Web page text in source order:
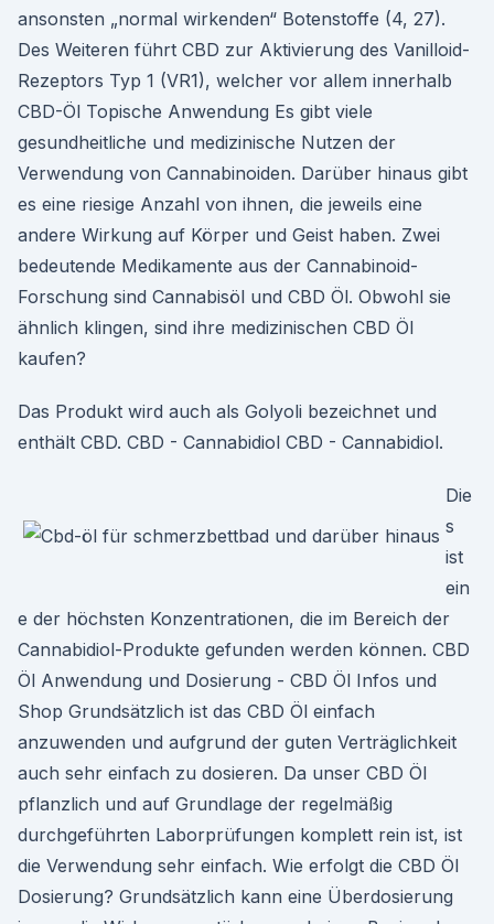
ansonsten „normal wirkenden“ Botenstoffe (4, 27).
Des Weiteren führt CBD zur Aktivierung des Vanilloid-
Rezeptors Typ 1 (VR1), welcher vor allem innerhalb
CBD-Öl Topische Anwendung Es gibt viele
gesundheitliche und medizinische Nutzen der
Verwendung von Cannabinoiden. Darüber hinaus gibt
es eine riesige Anzahl von ihnen, die jeweils eine
andere Wirkung auf Körper und Geist haben. Zwei
bedeutende Medikamente aus der Cannabinoid-
Forschung sind Cannabisöl und CBD Öl. Obwohl sie
ähnlich klingen, sind ihre medizinischen CBD Öl
kaufen?
Das Produkt wird auch als Golyoli bezeichnet und
enthält CBD. CBD - Cannabidiol CBD - Cannabidiol.
Die
s
ist
ein
e der höchsten Konzentrationen, die im Bereich der
Cannabidiol-Produkte gefunden werden können. CBD
Öl Anwendung und Dosierung - CBD Öl Infos und
Shop Grundsätzlich ist das CBD Öl einfach
anzuwenden und aufgrund der guten Verträglichkeit
auch sehr einfach zu dosieren. Da unser CBD Öl
pflanzlich und auf Grundlage der regelmäßig
durchgeführten Laborprüfungen komplett rein ist, ist
die Verwendung sehr einfach. Wie erfolgt die CBD Öl
Dosierung? Grundsätzlich kann eine Überdosierung